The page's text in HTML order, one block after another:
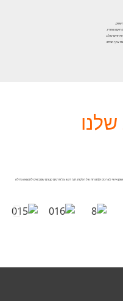
ואחריו.
שלנו.
ערך אמיתי.
אישי לצרכים ולמטרות של הלקוח, תוך דגש על פרטים קטנים שמביאים לתוצאה גדולה